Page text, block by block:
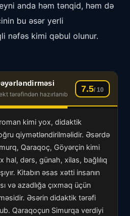
anda həm tənqid, həm də
bu əsər yerli
nəfəs kimi qəbul olunur.
tərəfindən hazırlanıb
7.5/ 10
kimi yox, didaktik
qiymətləndirilməlidir. Əsərdə
Qaraqoç, Göyərçin kimi
dərs, günah, xilas, bağlılıq
Kitabın əsas xətti insanın
və azadlığa çıxmaq üçün
Əsərin didaktik tərəfi
Qaraqoçun Simurqa verdiyi